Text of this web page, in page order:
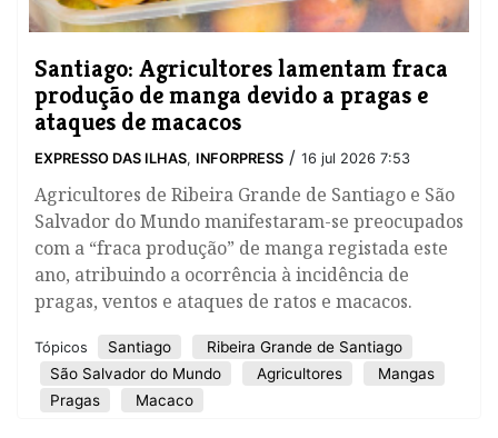
Santiago: Agricultores lamentam fraca
produção de manga devido a pragas e
ataques de macacos
EXPRESSO DAS ILHAS, INFORPRESS / 16 jul 2026 7:53
Agricultores de Ribeira Grande de Santiago e São
Salvador do Mundo manifestaram-se preocupados
com a “fraca produção” de manga registada este
ano, atribuindo a ocorrência à incidência de
pragas, ventos e ataques de ratos e macacos.
Tópicos Santiago
Ribeira Grande de Santiago
São Salvador do Mundo
Agricultores
Mangas
Pragas
Macaco